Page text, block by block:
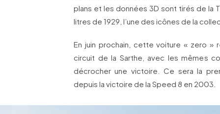
plans et les données 3D sont tirés de la
litres de 1929, l’une des icônes de la
En juin prochain, cette voiture « zero »
circuit de la Sarthe, avec les mêmes
décrocher une victoire. Ce sera la
depuis la victoire de la Speed 8 en 2003.